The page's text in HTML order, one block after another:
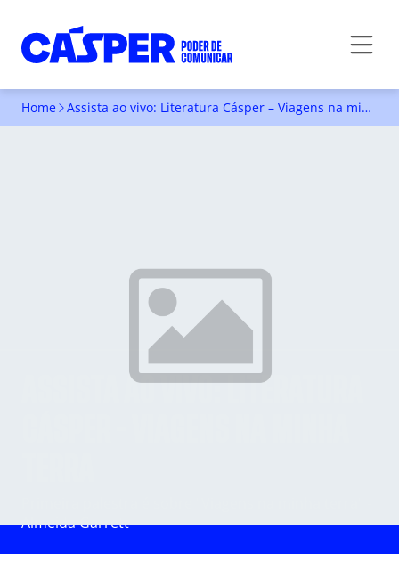
Home Assista ao vivo: Literatura Cásper – Viagens na minha terra
ASSISTA AO VIVO: LITERATURA
Almeida Garrett